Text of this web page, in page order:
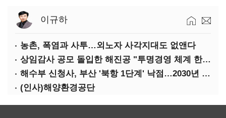
이규하
농촌, 폭염과 사투…외노자 사각지대도 없앤다
상임감사 공모 돌입한 해진공 "투명경영 체계 한층 강화"
해수부 신청사, 부산 '북항 1단계' 낙점…2030년 완공 목표
(인사)해양환경공단